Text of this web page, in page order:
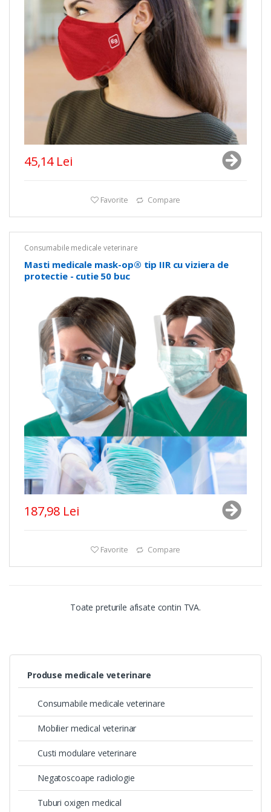
45,14 Lei
Favorite Compare
Consumabile medicale veterinare
Masti medicale mask-op® tip IIR cu viziera de
protectie - cutie 50 buc
187,98 Lei
Favorite Compare
Toate preturile afisate contin TVA.
Produse medicale veterinare
Consumabile medicale veterinare
Mobilier medical veterinar
Custi modulare veterinare
Negatoscoape radiologie
Tuburi oxigen medical